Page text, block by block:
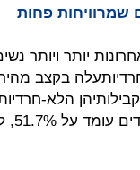
שמרוויחות פחות
יותר ויותר
לעומת 86.9% במגזר הכללי.